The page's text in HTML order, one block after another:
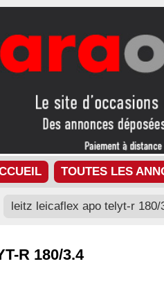
TOUTES LES
leitz leicaflex apo telyt-r 180/
R 180/3.4